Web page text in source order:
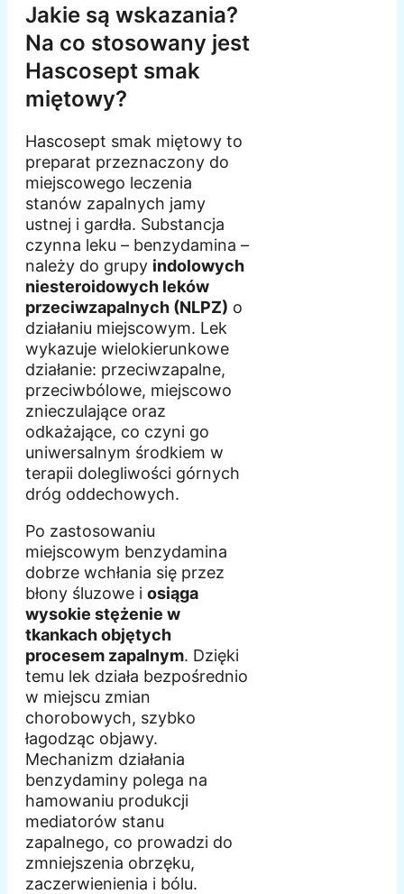
Jakie są wskazania?
Na co stosowany jest
Hascosept smak
miętowy?
Hascosept smak miętowy to
preparat przeznaczony do
miejscowego leczenia
stanów zapalnych jamy
ustnej i gardła. Substancja
czynna leku – benzydamina –
należy do grupy indolowych
niesteroidowych leków
przeciwzapalnych (NLPZ) o
działaniu miejscowym. Lek
wykazuje wielokierunkowe
działanie: przeciwzapalne,
przeciwbólowe, miejscowo
znieczulające oraz
odkażające, co czyni go
uniwersalnym środkiem w
terapii dolegliwości górnych
dróg oddechowych.
Po zastosowaniu
miejscowym benzydamina
dobrze wchłania się przez
błony śluzowe i osiąga
wysokie stężenie w
tkankach objętych
procesem zapalnym. Dzięki
temu lek działa bezpośrednio
w miejscu zmian
chorobowych, szybko
łagodząc objawy.
Mechanizm działania
benzydaminy polega na
hamowaniu produkcji
mediatorów stanu
zapalnego, co prowadzi do
zmniejszenia obrzęku,
zaczerwienienia i bólu.